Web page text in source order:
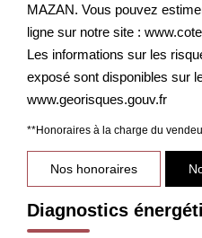
MAZAN. Vous pouvez
ligne sur notre site :
Les informations sur les
exposé sont disponibles sur
www.georisques.gouv.fr
**Honoraires à la charge du
Nos honoraires
Diagnostics